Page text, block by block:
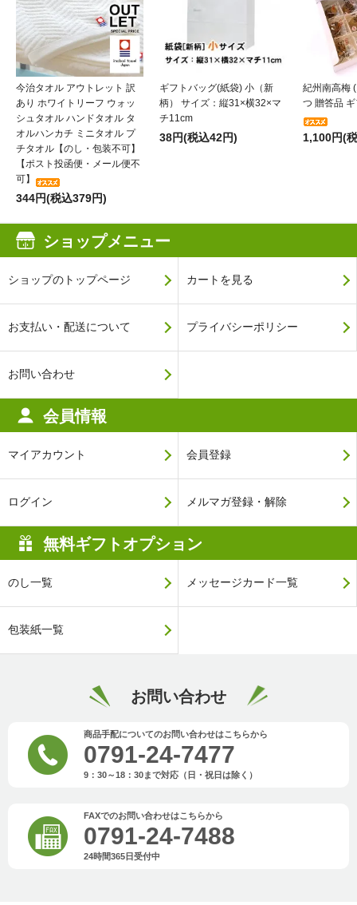
今治タオル アウトレット 訳
あり ホワイトリーフ ウォッ
シュタオル ハンドタオル タ
オルハンカチ ミニタオル プ
チタオル【のし・包装不可】
【ポスト投函便・メール便不
可】
344円(税込379円)
ギフトバッグ(紙袋) 小（新
柄） サイズ：縦31×横32×マ
チ11cm
38円(税込42円)
紀州南高梅
つ 贈答品
1,100円(
ショップメニュー
ショップのトップページ カートを見る
お支払い・配送について プライバシーポリシー
お問い合わせ
会員情報
マイアカウント 会員登録
ログイン メルマガ登録・解除
無料ギフトオプション
のし一覧 メッセージカード一覧
包装紙一覧
お問い合わせ
商品手配についてのお問い合わせはこちらから
0791-24-7477
9：30～18：30まで対応（日・祝日は除く）
FAXでのお問い合わせはこちらから
0791-24-7488
24時間365日受付中